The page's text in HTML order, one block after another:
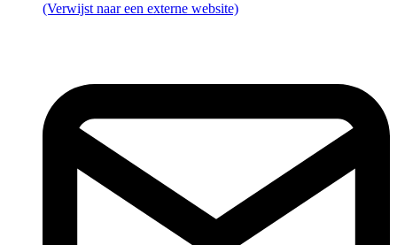
(Verwijst naar een externe website)